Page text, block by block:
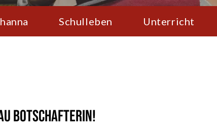
Schulleben Unterricht
Botschafterin!